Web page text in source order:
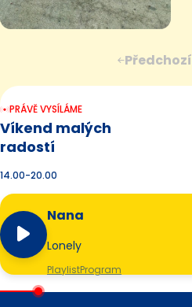
Předchozí
PRÁVĚ VYSÍLÁME
Víkend malých
radostí
14.00-20.00
Nana
Lonely
PlaylistProgram